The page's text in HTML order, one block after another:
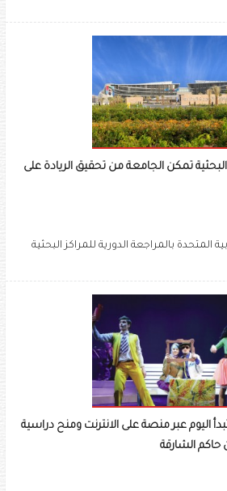
تمكن الجامعة من تحقيق الريادة على
المتحدة بالمراجعة الدورية للمراكز البحثية
اليوم عبر منصة على الانترنت ومنح دراسية
الشارقة